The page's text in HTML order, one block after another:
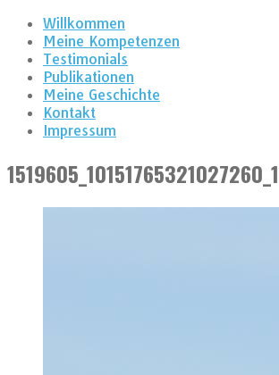
Willkommen
Meine Kompetenzen
Testimonials
Publikationen
Meine Geschichte
Kontakt
Impressum